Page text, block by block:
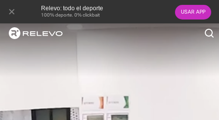
Relevo: todo el deporte
100% deporte. 0% clickbait USAR APP